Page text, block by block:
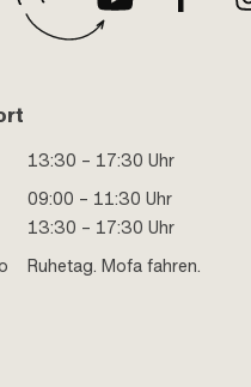
13:30 – 17:30 Uhr
09:00 – 11:30 Uhr
13:30 – 17:30 Uhr
Ruhetag. Mofa fahren.